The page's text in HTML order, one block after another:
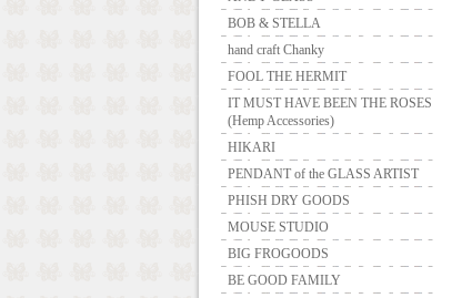
BOB & STELLA
hand craft Chanky
FOOL THE HERMIT
IT MUST HAVE BEEN THE ROSES
(Hemp Accessories)
HIKARI
PENDANT of the GLASS ARTIST
PHISH DRY GOODS
MOUSE STUDIO
BIG FROGOODS
BE GOOD FAMILY